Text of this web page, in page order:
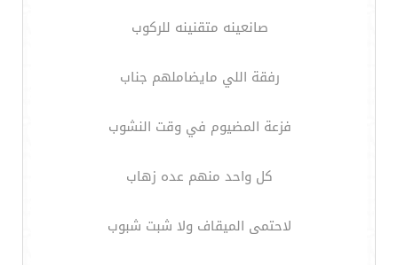
صانعينه متقنينه للركوب
رفقة اللي مايضاملهم جناب
فزعة المضيوم في وقت النشوب
كل واحد منهم عده زهاب
لاحتمى الميقاف ولا شبت شبوب